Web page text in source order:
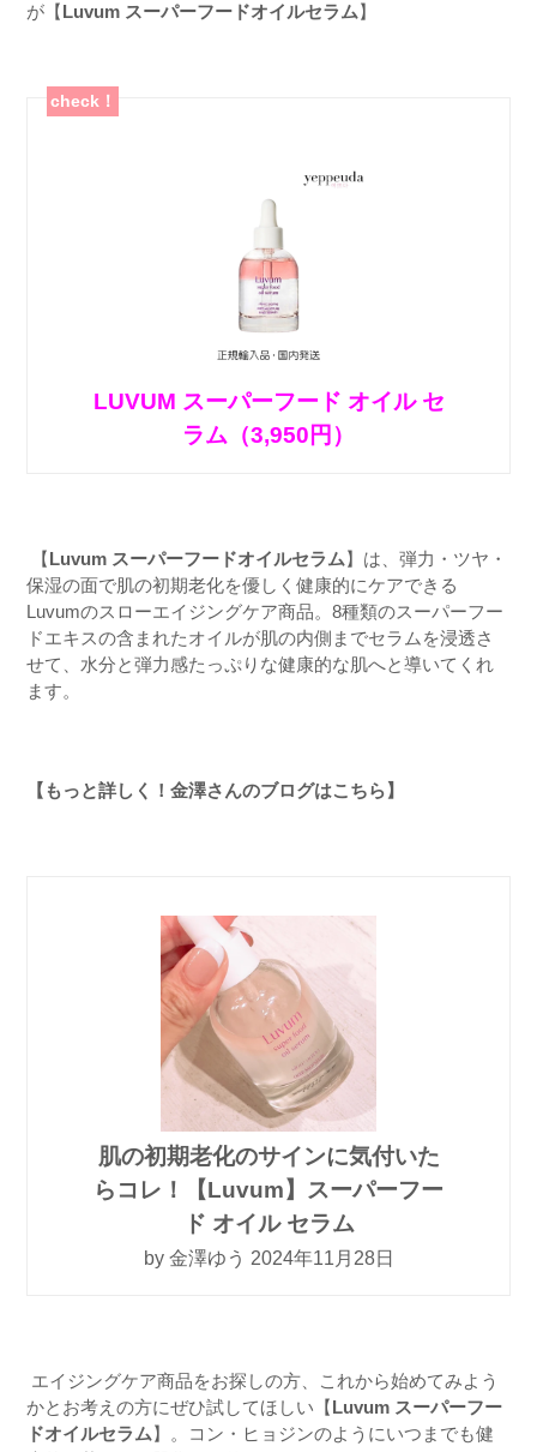
が【Luvum スーパーフードオイルセラム】
check！
LUVUM スーパーフード オイル セ
ラム（3,950円）
【Luvum スーパーフードオイルセラム】は、弾力・ツヤ・
保湿の面で肌の初期老化を優しく健康的にケアできる
Luvumのスローエイジングケア商品。 8種類のスーパーフー
ドエキスの含まれたオイルが肌の内側までセラムを浸透さ
せて、水分と弾力感たっぷりな健康的な肌へと導いてくれ
ます。
【もっと詳しく！金澤さんのブログはこちら】
肌の初期老化のサインに気付いた
らコレ！【Luvum】スーパーフー
ド オイル セラム
by 金澤ゆう 2024年11月28日
エイジングケア商品をお探しの方、これから始めてみよう
かとお考えの方にぜひ試してほしい【Luvum スーパーフー
ドオイルセラム】。コン・ヒョジンのようにいつまでも健